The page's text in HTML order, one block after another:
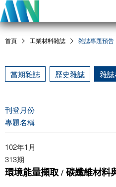
首頁 工業材料雜誌 雜誌專題預告
當期雜誌 歷史雜誌 雜
刊登月份
專題名稱
102年1月
313期
環境能量擷取 / 碳纖維材料